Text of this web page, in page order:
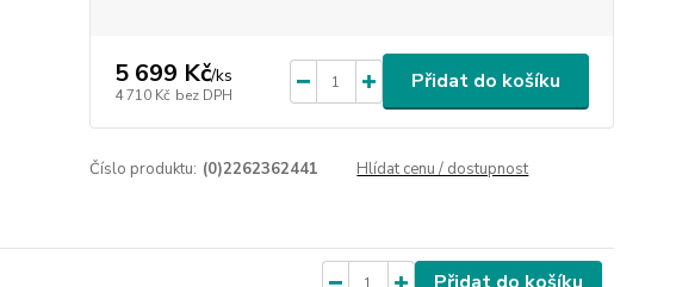
5 699 Kč/ks
4 710 Kč bez DPH
Přidat do košíku
Číslo produktu: (0)2262362441 Hlídat cenu / dostupnost